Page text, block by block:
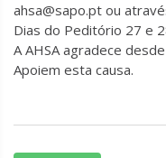
ahsa@sapo.pt ou
Dias do Peditório 27 e
A AHSA agradece
Apoiem esta causa.